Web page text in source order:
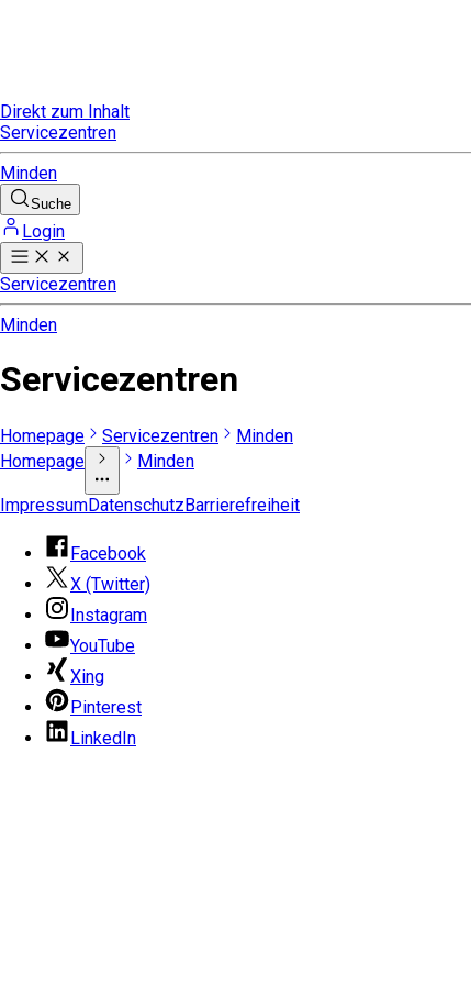
Direkt zum Inhalt
Servicezentren
Minden
Suche
Login
Servicezentren
Minden
Servicezentren
Homepage Servicezentren
Minden
Homepage
Minden
ImpressumDatenschutzBarrierefreiheit
Facebook
X (Twitter)
Instagram
YouTube
Xing
Pinterest
LinkedIn